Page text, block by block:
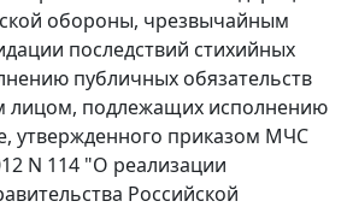
обороны, чрезвычайным
последствий стихийных
публичных обязательств
лицом, подлежащих исполнению
утвержденного приказом МЧС
N 114 "О реализации
Российской